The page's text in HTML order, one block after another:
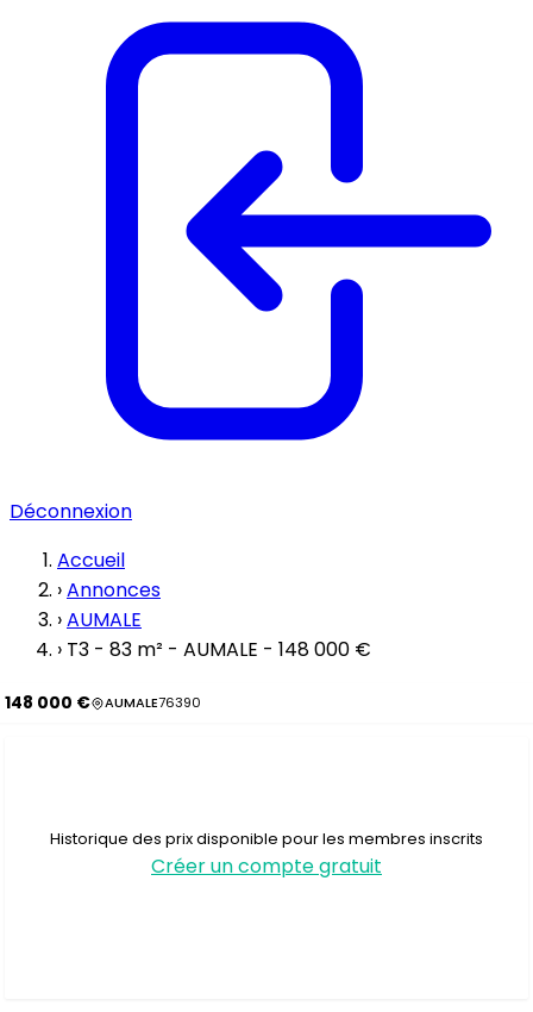
Déconnexion
Accueil
›Annonces
›AUMALE
› T3 - 83 m² - AUMALE - 148 000 €
148 000 € AUMALE76390
Historique des prix disponible pour les membres inscrits
Créer un compte gratuit